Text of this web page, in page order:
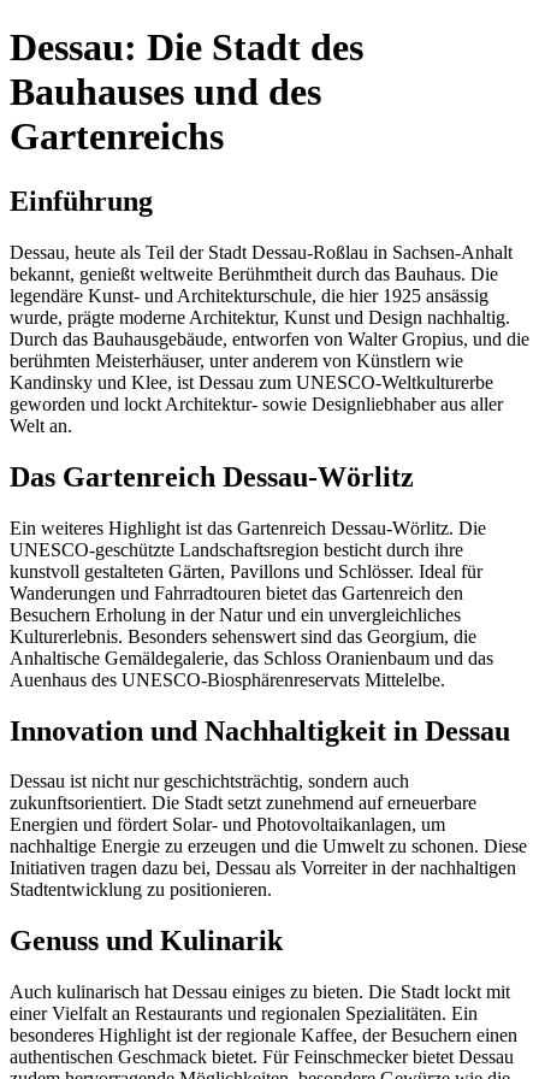
Dessau: Die Stadt des
Bauhauses und des
Gartenreichs
Einführung
Dessau, heute als Teil der Stadt Dessau-Roßlau in Sachsen-Anhalt
bekannt, genießt weltweite Berühmtheit durch das Bauhaus. Die
legendäre Kunst- und Architekturschule, die hier 1925 ansässig
wurde, prägte moderne Architektur, Kunst und Design nachhaltig.
Durch das Bauhausgebäude, entworfen von Walter Gropius, und die
berühmten Meisterhäuser, unter anderem von Künstlern wie
Kandinsky und Klee, ist Dessau zum UNESCO-Weltkulturerbe
geworden und lockt Architektur- sowie Designliebhaber aus aller
Welt an.
Das Gartenreich Dessau-Wörlitz
Ein weiteres Highlight ist das Gartenreich Dessau-Wörlitz. Die
UNESCO-geschützte Landschaftsregion besticht durch ihre
kunstvoll gestalteten Gärten, Pavillons und Schlösser. Ideal für
Wanderungen und Fahrradtouren bietet das Gartenreich den
Besuchern Erholung in der Natur und ein unvergleichliches
Kulturerlebnis. Besonders sehenswert sind das Georgium, die
Anhaltische Gemäldegalerie, das Schloss Oranienbaum und das
Auenhaus des UNESCO-Biosphärenreservats Mittelelbe.
Innovation und Nachhaltigkeit in Dessau
Dessau ist nicht nur geschichtsträchtig, sondern auch
zukunftsorientiert. Die Stadt setzt zunehmend auf erneuerbare
Energien und fördert Solar- und Photovoltaikanlagen, um
nachhaltige Energie zu erzeugen und die Umwelt zu schonen. Diese
Initiativen tragen dazu bei, Dessau als Vorreiter in der nachhaltigen
Stadtentwicklung zu positionieren.
Genuss und Kulinarik
Auch kulinarisch hat Dessau einiges zu bieten. Die Stadt lockt mit
einer Vielfalt an Restaurants und regionalen Spezialitäten. Ein
besonderes Highlight ist der regionale Kaffee, der Besuchern einen
authentischen Geschmack bietet. Für Feinschmecker bietet Dessau